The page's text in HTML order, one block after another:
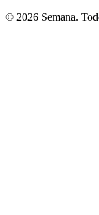
© 2026 Semana.